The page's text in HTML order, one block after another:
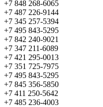
+7 848 268-6065
+7 487 226-9144
+7 345 257-5394
+7 495 843-5295
+7 842 240-9021
+7 347 211-6089
+7 421 295-0013
+7 351 725-7975
+7 495 843-5295
+7 845 356-5850
+7 411 250-5642
+7 485 236-4003